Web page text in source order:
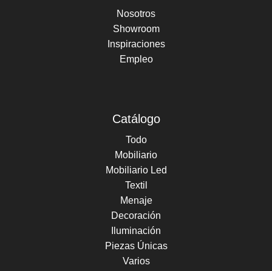
Nosotros
Showroom
Inspiraciones
Empleo
Catálogo
Todo
Mobiliario
Mobiliario Led
Textil
Menaje
Decoración
Iluminación
Piezas Únicas
Varios